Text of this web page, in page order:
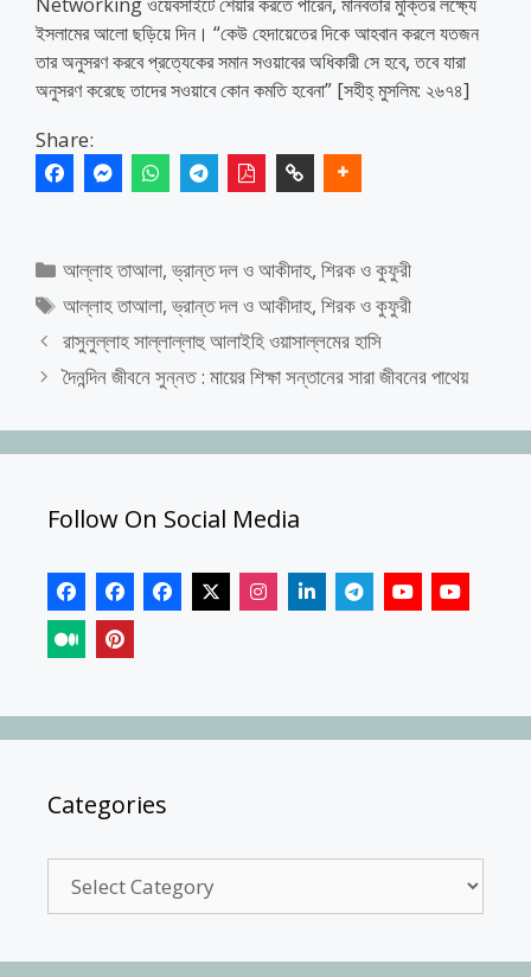
ইসলামের আলো ছড়িয়ে দিন। “কেউ হেদায়েতের দিকে আহবান করলে যতজন
তার অনুসরণ করবে প্রত্যেকের সমান সওয়াবের অধিকারী সে হবে, তবে যারা
অনুসরণ করেছে তাদের সওয়াবে কোন কমতি হবেনা” [সহীহ্ মুসলিম: ২৬৭৪]
Share:
Categories
আল্লাহ তাআলা,ভ্রান্ত দল ও আকীদাহ,শিরক ও কুফুরী
Tags
আল্লাহ তাআলা,ভ্রান্ত দল ও আকীদাহ,শিরক ও কুফুরী
রাসুলুল্লাহ সাল্লাল্লাহু আলাইহি ওয়াসাল্লমের হাসি
দৈনন্দিন জীবনে সুন্নত : মায়ের শিক্ষা সন্তানের সারা জীবনের পাথেয়
Follow On Social Media
Categories